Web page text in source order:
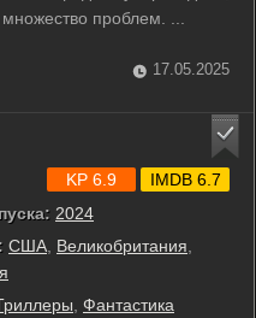
проблем. ...
17.05.2025
2024
США Великобритания
Фантастика
KP 6.9 IMDB 6.7